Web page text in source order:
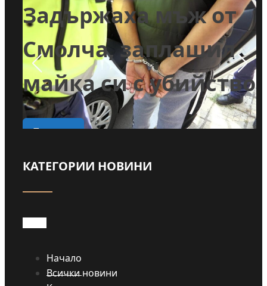
Задържаха мъж от
Смолча, заплашил
майка си с убийство
Прочети
КАТЕГОРИИ НОВИНИ
Начало
Всички новини